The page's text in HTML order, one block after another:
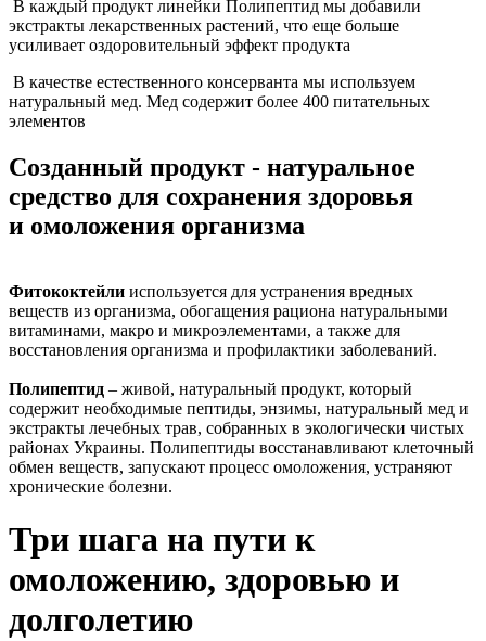
В каждый продукт линейки Полипептид мы добавили
экстракты лекарственных растений, что еще больше
усиливает оздоровительный эффект продукта
В качестве естественного консерванта мы используем
натуральный мед. Мед содержит более 400 питательных
элементов
Созданный продукт - натуральное
средство для сохранения здоровья
и омоложения организма
Фитококтейли используется для устранения вредных
веществ из организма, обогащения рациона натуральными
витаминами, макро и микроэлементами, а также для
восстановления организма и профилактики заболеваний.
Полипептид – живой, натуральный продукт, который
содержит необходимые пептиды, энзимы, натуральный мед и
экстракты лечебных трав, собранных в экологически чистых
районах Украины. Полипептиды восстанавливают клеточный
обмен веществ, запускают процесс омоложения, устраняют
хронические болезни.
Три шага на пути к
омоложению, здоровью и
долголетию